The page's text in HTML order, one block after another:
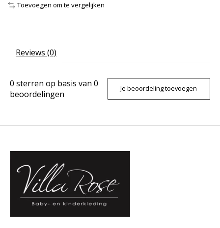
Toevoegen om te vergelijken
Reviews (0)
0 sterren op basis van 0
beoordelingen
Je beoordeling toevoegen